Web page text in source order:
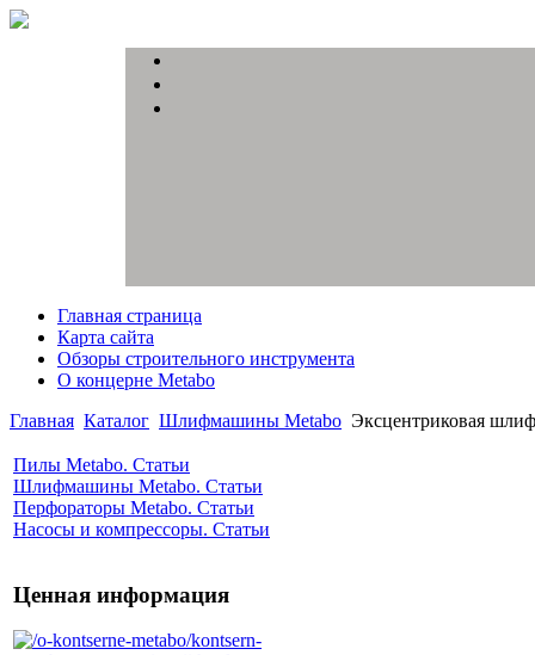
Главная страница
Карта сайта
Обзоры строительного инструмента
О концерне Metabo
Главная Каталог Шлифмашины Metabo Эксцентриковая
Пилы Metabo. Статьи
Шлифмашины Metabo. Статьи
Перфораторы Metabo. Статьи
Насосы и компрессоры. Статьи
Ценная информация